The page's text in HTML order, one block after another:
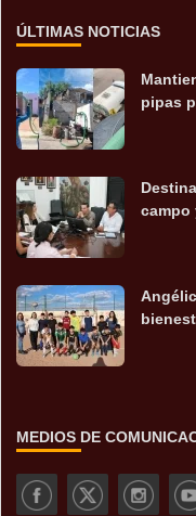
ÚLTIMAS NOTICIAS
pipas
campo
MEDIOS DE